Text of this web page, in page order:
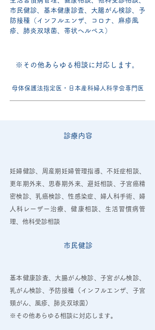
市民健診、基本健康診査、大腸がん検診、予
防接種（インフルエンザ、コロナ、麻疹風
疹、肺炎双球菌、帯状ヘルペス）
※その他あらゆる相談に対応します。
母体保護法指定医・日本産科婦人科学会専門医
診療内容
妊婦健診、周産期妊婦管理指導、不妊症相談、
更年期外来、思春期外来、避妊相談、子宮癌精
密検診、乳癌検診、性感染症、婦人科手術、婦
人科レーザー治療、健康相談、生活習慣病管
理、他科受診相談
市民健診
基本健康診査、大腸がん検診、子宮がん検診、
乳がん検診、予防接種（インフルエンザ、子宮
頸がん、風疹、肺炎双球菌）
※その他あらゆる相談に対応します。